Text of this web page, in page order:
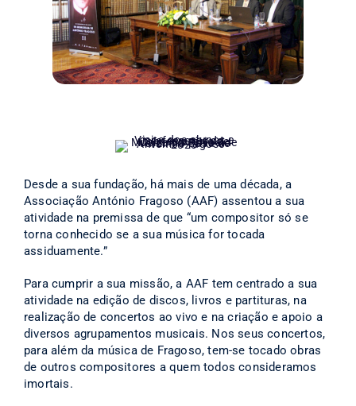
Desde a sua fundação, há mais de uma década, a
Associação António Fragoso (AAF) assentou a sua
atividade na premissa de que “um compositor só se
torna conhecido se a sua música for tocada
assiduamente.”
Para cumprir a sua missão, a AAF tem centrado a sua
atividade na edição de discos, livros e partituras, na
realização de concertos ao vivo e na criação e apoio a
diversos agrupamentos musicais. Nos seus concertos,
para além da música de Fragoso, tem-se tocado obras
de outros compositores a quem todos consideramos
imortais.